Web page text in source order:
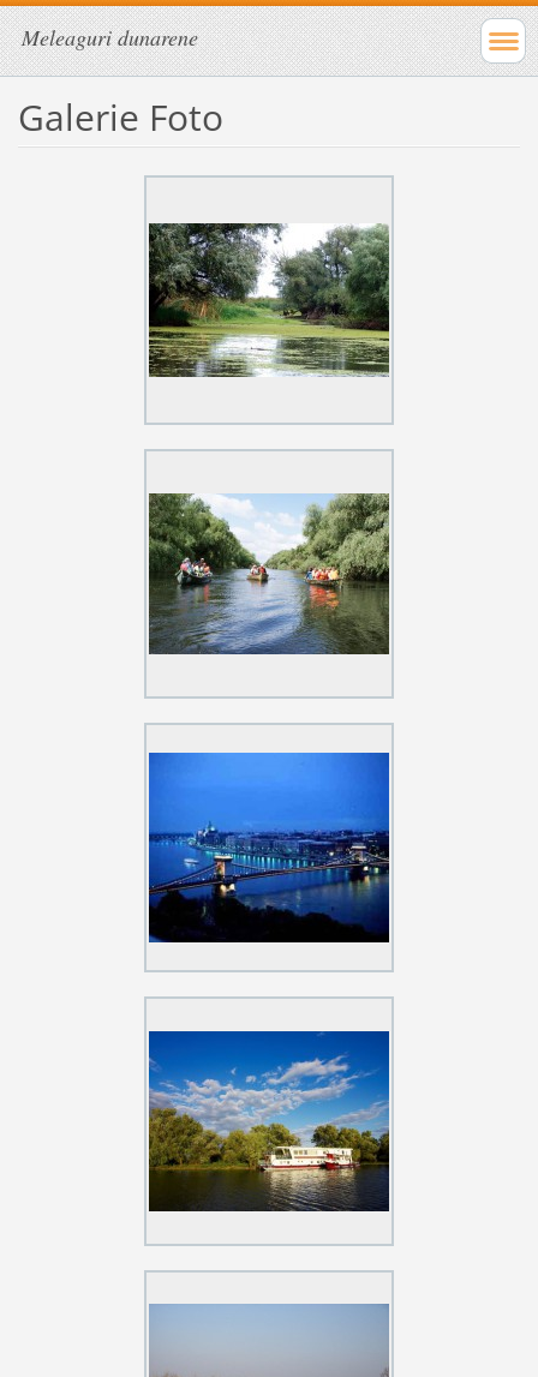
Meleaguri dunarene
Galerie Foto